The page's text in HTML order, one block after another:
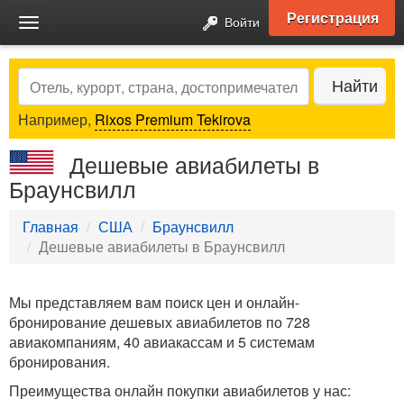
Toggle
navigation
Войти Регистрация
Search Найти
Например, Rixos Premium Tekirova
Дешевые авиабилеты в
Браунсвилл
Главная США
Браунсвилл
Дешевые авиабилеты в Браунсвилл
Мы представляем вам поиск цен и онлайн-
бронирование дешевых авиабилетов по 728
авиакомпаниям, 40 авиакассам и 5 системам
бронирования.
Преимущества онлайн покупки авиабилетов у нас: